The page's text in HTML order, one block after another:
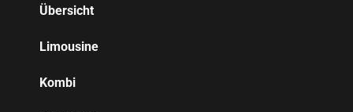
Übersicht
Limousine
Kombi